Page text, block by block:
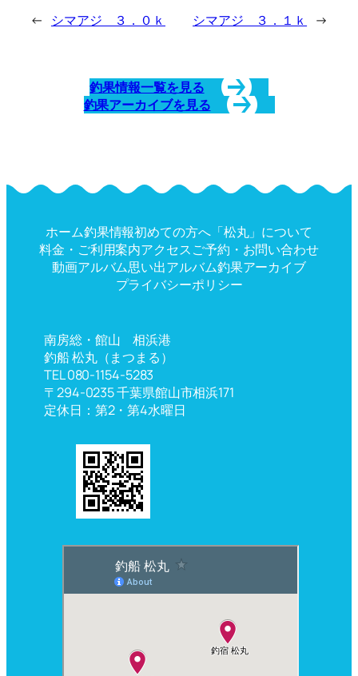
← シマアジ ３．０ｋ シマアジ ３．１ｋ →
釣果情報一覧を見る
釣果アーカイブを見る
ホーム釣果情報初めての方へ「松丸」について
料金・ご利用案内アクセスご予約・お問い合わせ
動画アルバム思い出アルバム釣果アーカイブ
プライバシーポリシー
南房総・館山 相浜港
釣船 松丸（まつまる）
TEL 080-1154-5283
〒294-0235 千葉県館山市相浜171
定休日：第2・第4水曜日